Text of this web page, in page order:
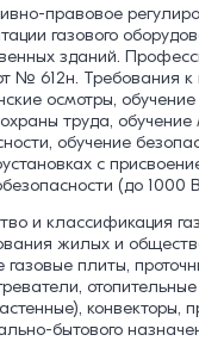
правовое
газового
зданий.
№ 612н. Требования к
осмотры,
труда,
обучение
с
(до 1000
и классификация
жилых и
газовые плиты,
конвекторы,
бытового